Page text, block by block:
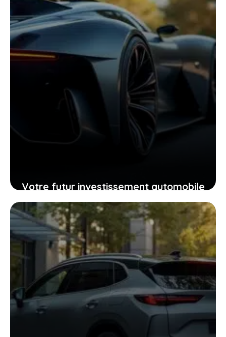
25 janvier 2026
Votre futur investissement automobile
: pourquoi la GTR ou la RZ d’Ultima
supercar pourraient vous surprendre
24 janvier 2026